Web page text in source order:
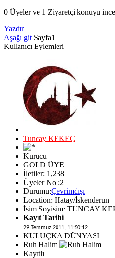
0 Üyeler ve 1 Ziyaretçi konuyu
Yazdır
Aşağı git Sayfa1
Kullanıcı Eylemleri
Tuncay KEKEÇ
Kurucu
GOLD ÜYE
İletiler: 1,238
Üyeler No :2
Durumu:Çevrimdışı
Location: Hatay/İskenderun
İsim Soyisim: TUNCAY
Kayıt Tarihi
29 Temmuz 2011, 11:50:12
KULUÇKA DÜNYASI
Ruh Halim
Kayıtlı